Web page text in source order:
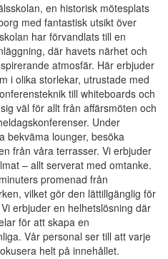
en historisk mötesplats
med fantastisk utsikt över
har förvandlats till en
där havets närhet och
atmosfär. Här erbjuder
i olika storlekar, utrustade med
till whiteboards och
väl för allt från affärsmöten och
Under
bekväma lounger, besöka
från våra terrasser. Vi erbjuder
– allt serverat med omtanke.
promenad från
vilket gör den lättillgänglig för
erbjuder en helhetslösning där
för att skapa en
Vår personal ser till att varje
helt på innehållet.